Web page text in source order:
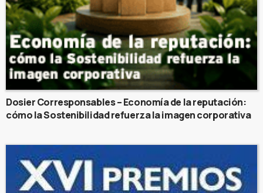
Dosier Corresponsables – Economía de la reputación:
cómo la Sostenibilidad refuerza la imagen corporativa